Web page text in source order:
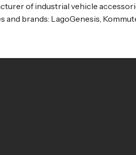
of industrial vehicle
brands: LagoGenesis,